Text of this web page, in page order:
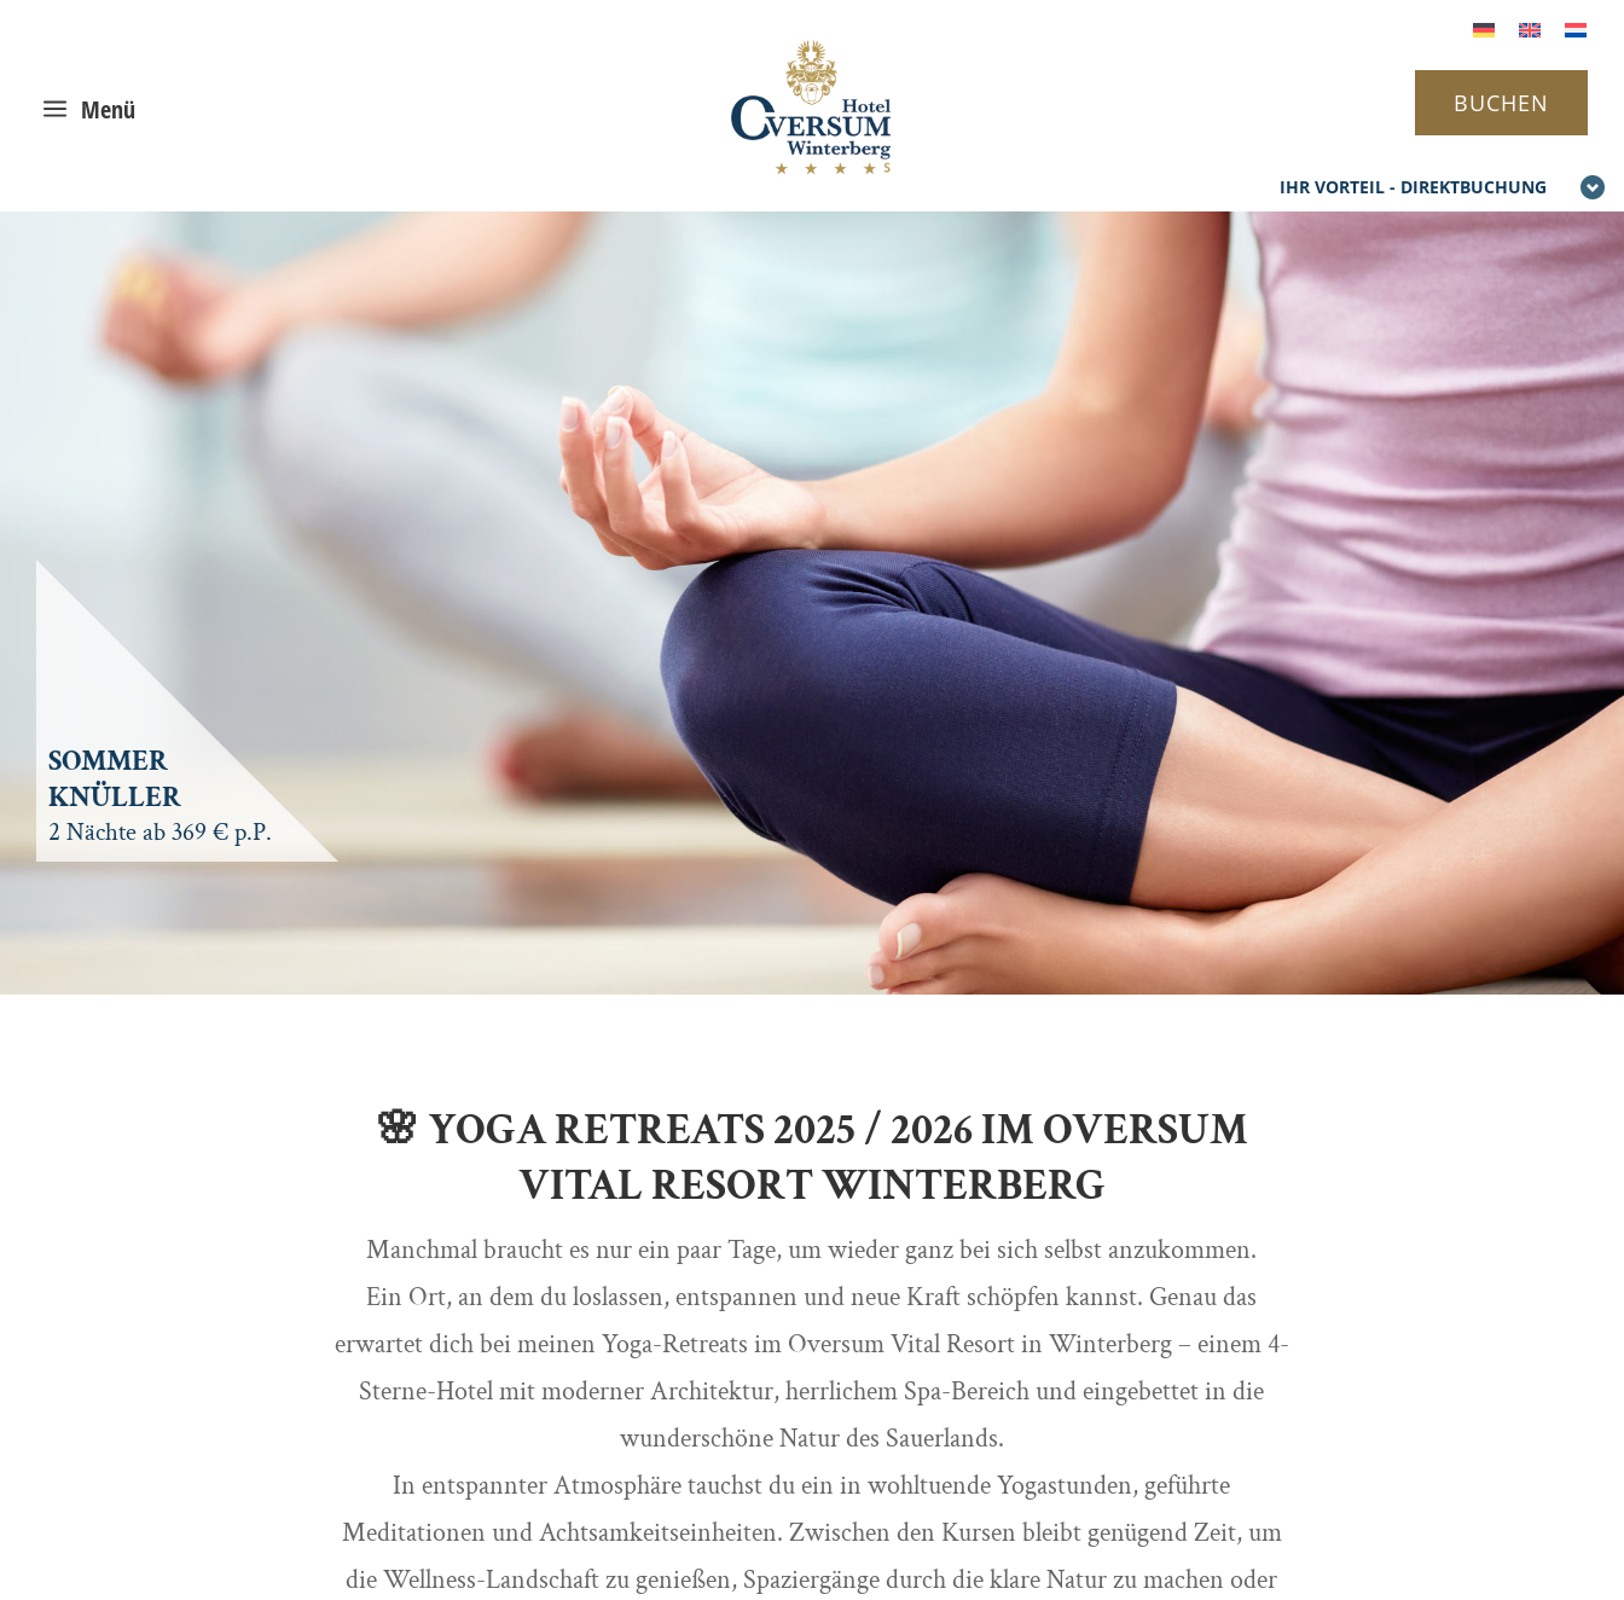
IHR VORTEIL - DIREKTBUCHUNG
a Menü BUCHEN
SOMMER
KNÜLLER
2 Nächte ab 369 € p.P.
🌸 YOGA RETREATS 2025 / 2026 IM OVERSUM
VITAL RESORT WINTERBERG
Manchmal braucht es nur ein paar Tage, um wieder ganz bei sich selbst anzukommen.
Ein Ort, an dem du loslassen, entspannen und neue Kraft schöpfen kannst. Genau das
erwartet dich bei meinen Yoga-Retreats im Oversum Vital Resort in Winterberg – einem 4-
Sterne-Hotel mit moderner Architektur, herrlichem Spa-Bereich und eingebettet in die
wunderschöne Natur des Sauerlands.
In entspannter Atmosphäre tauchst du ein in wohltuende Yogastunden, geführte
Meditationen und Achtsamkeitseinheiten. Zwischen den Kursen bleibt genügend Zeit, um
die Wellness-Landschaft zu genießen, Spaziergänge durch die klare Natur zu machen oder